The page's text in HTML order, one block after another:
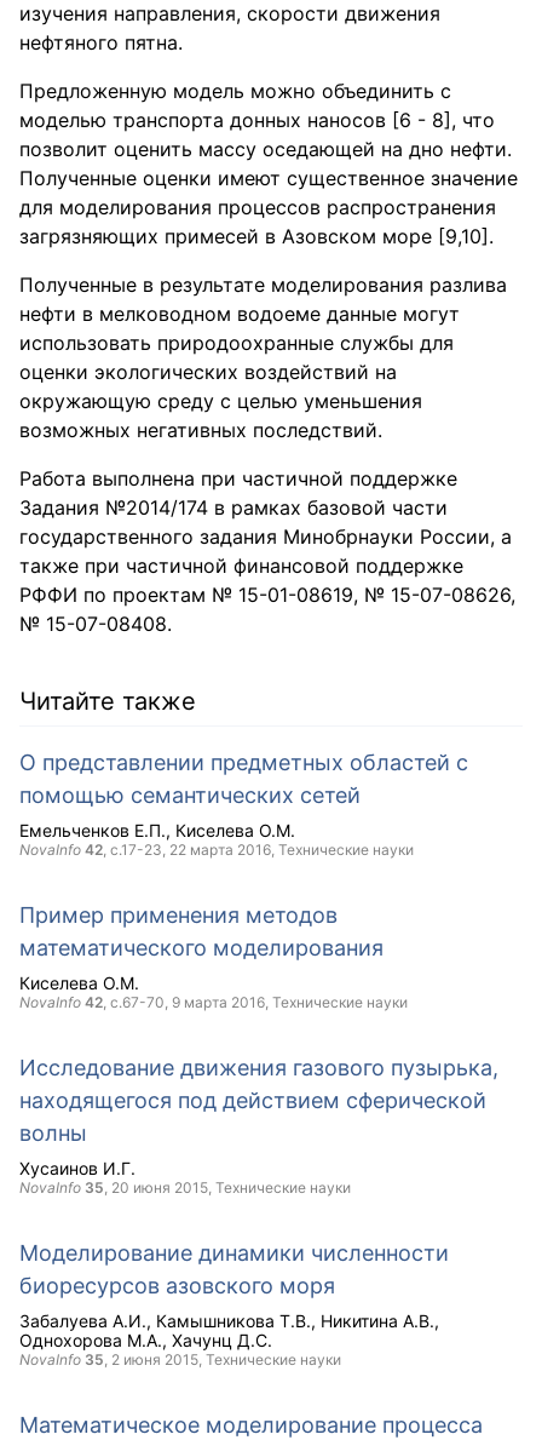
изучения направления, скорости движения
нефтяного пятна.
Предложенную модель можно объединить с
моделью транспорта донных наносов [6 - 8], что
позволит оценить массу оседающей на дно нефти.
Полученные оценки имеют существенное значение
для моделирования процессов распространения
загрязняющих примесей в Азовском море [9,10].
Полученные в результате моделирования разлива
нефти в мелководном водоеме данные могут
использовать природоохранные службы для
оценки экологических воздействий на
окружающую среду с целью уменьшения
возможных негативных последствий.
Работа выполнена при частичной поддержке
Задания №2014/174 в рамках базовой части
государственного задания Минобрнауки России, а
также при частичной финансовой поддержке
РФФИ по проектам № 15-01-08619, № 15-07-08626,
№ 15-07-08408.
Читайте также
О представлении предметных областей с
помощью семантических сетей
Емельченков Е.П. Киселева О.М.
NovaInfo 42, с.17-23, 22 марта 2016, Технические науки
Пример применения методов
математического моделирования
Киселева О.М.
NovaInfo 42, с.67-70, 9 марта 2016, Технические науки
Исследование движения газового пузырька,
находящегося под действием сферической
волны
Хусаинов И.Г.
NovaInfo 35, 20 июня 2015, Технические науки
Моделирование динамики численности
биоресурсов азовского моря
Забалуева А.И. Камышникова Т.В. Никитина А.В.
Однохорова М.А. Хачунц Д.С.
NovaInfo 35, 2 июня 2015, Технические науки
Математическое моделирование процесса